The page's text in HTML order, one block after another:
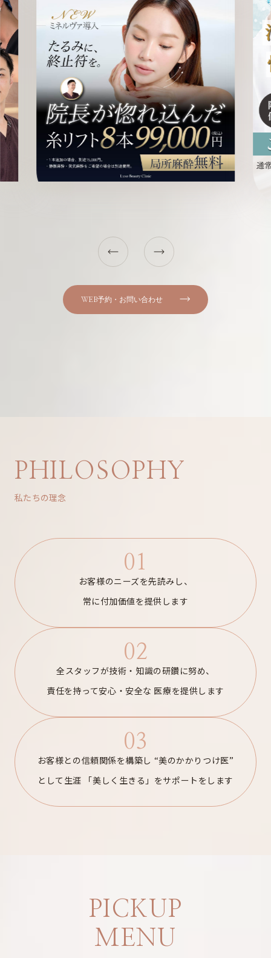
WEB予約・お問い合わせ
PHILOSOPHY
私たちの理念
01
お客様のニーズを先読みし、
常に付加価値を提供します
02
全スタッフが技術・知識の研鑽に努め、
責任を持って安心・安全な 医療を提供します
03
お客様との信頼関係を構築し “美のかかりつけ医”
として生涯 「美しく生きる」をサポートをします
PICKUP
MENU